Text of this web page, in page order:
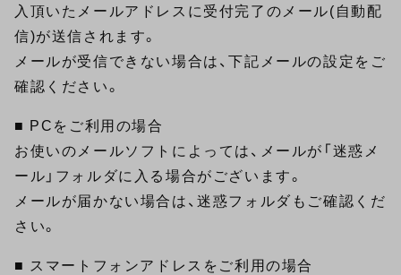
入頂いたメールアドレスに受付完了のメール(自動配
信)が送信されます。
メールが受信できない場合は、下記メールの設定をご
確認ください。
■ PCをご利用の場合
お使いのメールソフトによっては、メールが「迷惑メ
ール」フォルダに入る場合がございます。
メールが届かない場合は、迷惑フォルダもご確認くだ
さい。
■ スマートフォンアドレスをご利用の場合